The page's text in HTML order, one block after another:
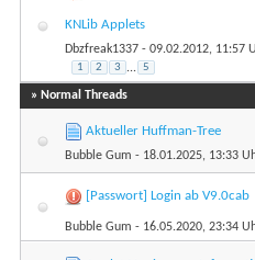
KNLib Applets
Dbzfreak1337 - 09.02.2012, 11:57
1 2 3 ... 5
» Normal Threads
Aktueller Huffman-Tree
Bubble Gum - 18.01.2025, 13:33
[Passwort] Login ab V9.0cab
Bubble Gum - 16.05.2020, 23:34